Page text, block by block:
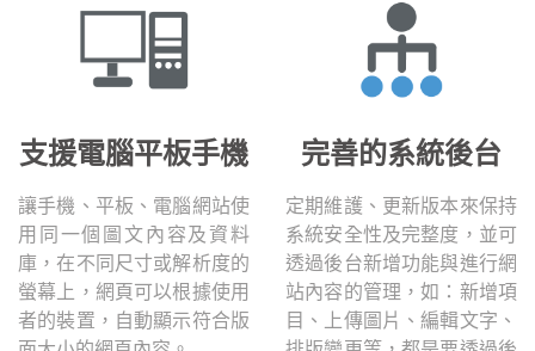
支援電腦平板手機
讓手機、平板、電腦網站使
用同一個圖文內容及資料
庫，在不同尺寸或解析度的
螢幕上，網頁可以根據使用
者的裝置，自動顯示符合版
完善的系統後台
定期維護、更新版本來保持
系統安全性及完整度，並可
透過後台新增功能與進行網
站內容的管理，如：新增項
目、上傳圖片、編輯文字、